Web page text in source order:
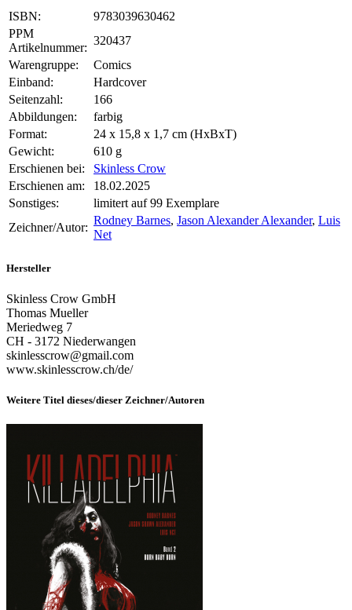
ISBN:
9783039630462
PPM
Artikelnummer:
320437
Warengruppe:
Comics
Einband:
Hardcover
Seitenzahl:
166
Abbildungen:
farbig
Format:
24 x 15,8 x 1,7 cm (HxBxT)
Gewicht:
610 g
Erschienen bei:
Skinless Crow
Erschienen am:
18.02.2025
Sonstiges:
limitert auf 99 Exemplare
Zeichner/Autor:
Rodney Barnes, Jason Alexander Alexander, Luis
Net
Hersteller
Skinless Crow GmbH
Thomas Mueller
Meriedweg 7
CH - 3172 Niederwangen
skinlesscrow@gmail.com
www.skinlesscrow.ch/de/
Weitere Titel dieses/dieser Zeichner/Autoren